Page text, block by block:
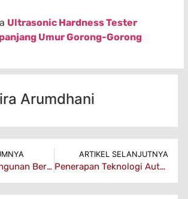
Ultrasonic Hardness Tester
Umur Gorong-Gorong
Arumdhani
Konstruksi Bangunan Berumur Panjang dengan Memahami Kekerasan Material menggunakan UCI Hardness Tester
ARTIKEL SELANJUTNYA
Penerapan Teknologi Automatic Hardness Tester pada Beton Ultra-High Performance